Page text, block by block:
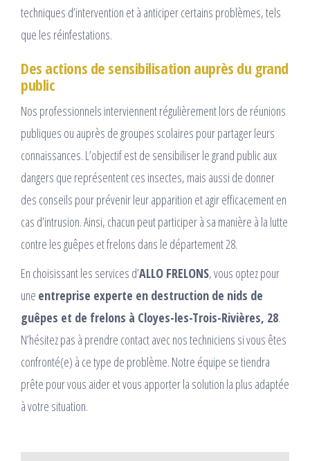
techniques d’intervention et à anticiper certains problèmes, tels
que les réinfestations.
Des actions de sensibilisation auprès du grand
public
Nos professionnels interviennent régulièrement lors de réunions
publiques ou auprès de groupes scolaires pour partager leurs
connaissances. L’objectif est de sensibiliser le grand public aux
dangers que représentent ces insectes, mais aussi de donner
des conseils pour prévenir leur apparition et agir efficacement en
cas d’intrusion. Ainsi, chacun peut participer à sa manière à la lutte
contre les guêpes et frelons dans le département 28.
En choisissant les services d’ALLO FRELONS, vous optez pour
une entreprise experte en destruction de nids de
guêpes et de frelons à Cloyes-les-Trois-Rivières, 28.
N’hésitez pas à prendre contact avec nos techniciens si vous êtes
confronté(e) à ce type de problème. Notre équipe se tiendra
prête pour vous aider et vous apporter la solution la plus adaptée
à votre situation.